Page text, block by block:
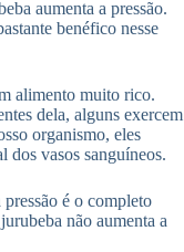
aumenta a pressão.
benéfico nesse
alimento muito rico.
dela, alguns exercem
organismo, eles
dos vasos sanguíneos.
é o completo
não aumenta a